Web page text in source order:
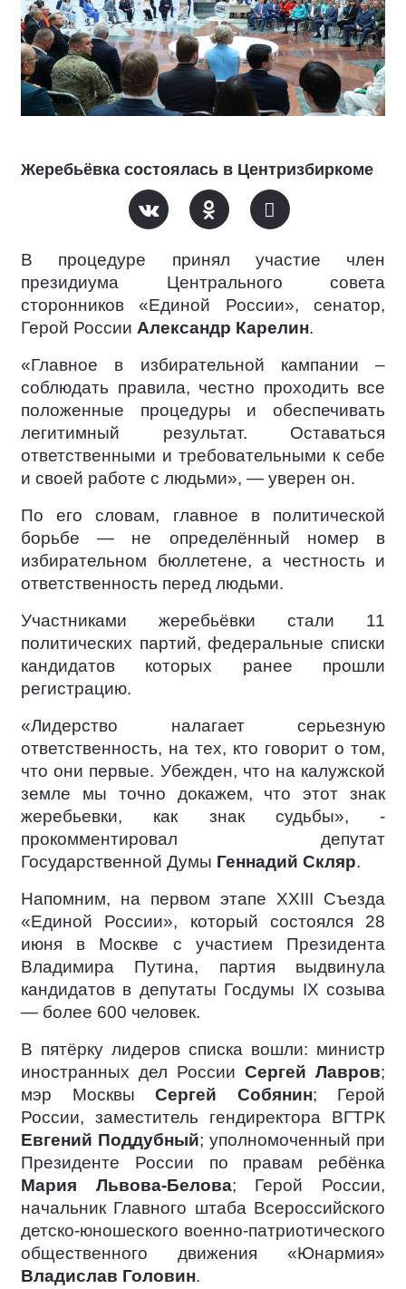
Жеребьёвка состоялась в Центризбиркоме
В процедуре принял участие член
президиума Центрального совета
сторонников «Единой России», сенатор,
Герой России Александр Карелин.
«Главное в избирательной кампании –
соблюдать правила, честно проходить все
положенные процедуры и обеспечивать
легитимный результат. Оставаться
ответственными и требовательными к себе
и своей работе с людьми», — уверен он.
По его словам, главное в политической
борьбе — не определённый номер в
избирательном бюллетене, а честность и
ответственность перед людьми.
Участниками жеребьёвки стали 11
политических партий, федеральные списки
кандидатов которых ранее прошли
регистрацию.
«Лидерство налагает серьезную
ответственность, на тех, кто говорит о том,
что они первые. Убежден, что на калужской
земле мы точно докажем, что этот знак
жеребьевки, как знак судьбы», -
прокомментировал депутат
Государственной Думы Геннадий Скляр.
Напомним, на первом этапе XXIII Съезда
«Единой России», который состоялся 28
июня в Москве с участием Президента
Владимира Путина, партия выдвинула
кандидатов в депутаты Госдумы IX созыва
— более 600 человек.
В пятёрку лидеров списка вошли: министр
иностранных дел России Сергей Лавров;
мэр Москвы Сергей Собянин; Герой
России, заместитель гендиректора ВГТРК
Евгений Поддубный; уполномоченный при
Президенте России по правам ребёнка
Мария Львова-Белова; Герой России,
начальник Главного штаба Всероссийского
детско-юношеского военно-патриотического
общественного движения «Юнармия»
Владислав Головин.